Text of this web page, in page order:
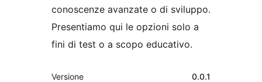
conoscenze avanzate o di sviluppo.
Presentiamo qui le opzioni solo a
fini di test o a scopo educativo.
Meta
Versione 0.0.1